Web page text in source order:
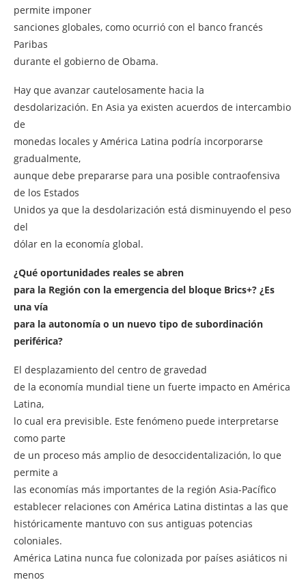
permite imponer
sanciones globales, como ocurrió con el banco francés
Paribas
durante el gobierno de Obama.
Hay que avanzar cautelosamente hacia la
desdolarización. En Asia ya existen acuerdos de intercambio
de
monedas locales y América Latina podría incorporarse
gradualmente,
aunque debe prepararse para una posible contraofensiva
de los Estados
Unidos ya que la desdolarización está disminuyendo el peso
del
dólar en la economía global.
¿Qué oportunidades reales se abren
para la Región con la emergencia del bloque Brics+? ¿Es
una vía
para la autonomía o un nuevo tipo de subordinación
periférica?
El desplazamiento del centro de gravedad
de la economía mundial tiene un fuerte impacto en América
Latina,
lo cual era previsible. Este fenómeno puede interpretarse
como parte
de un proceso más amplio de desoccidentalización, lo que
permite a
las economías más importantes de la región Asia-Pacífico
establecer relaciones con América Latina distintas a las que
históricamente mantuvo con sus antiguas potencias
coloniales.
América Latina nunca fue colonizada por países asiáticos ni
menos